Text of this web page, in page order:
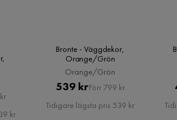
kr
Bronte - Väggdekor,
Orange/Grön
Orange/Grön
Pris
539 krOriginal
Pris
Förr 799 kr
Tidigare lägsta pris 539 kr